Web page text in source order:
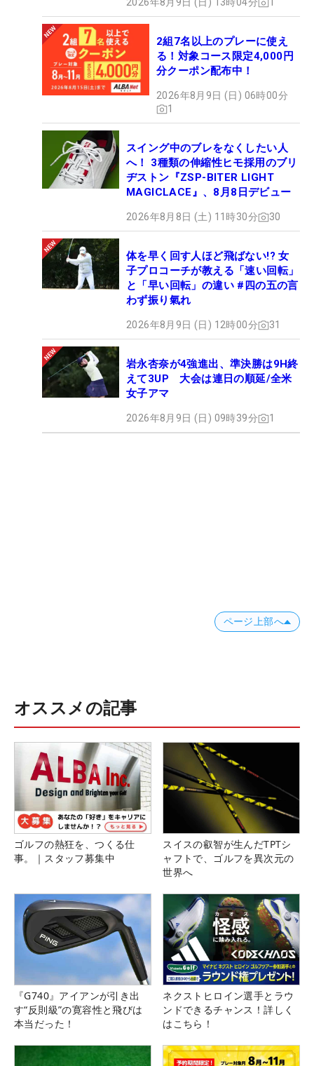
2組7名以上のプレーに使え
る！対象コース限定4,000円
分クーポン配布中！
2026年8月9日 (日) 06時00分
1
スイング中のブレをなくしたい人
へ！ 3種類の伸縮性ヒモ採用のブリ
ヂストン『ZSP-BITER LIGHT
MAGICLACE』、8月8日デビュー
2026年8月8日 (土) 11時30分 30
体を早く回す人ほど飛ばない!? 女
子プロコーチが教える「速い回転」
と「早い回転」の違い #四の五の言
わず振り氣れ
2026年8月9日 (日) 12時00分 31
岩永杏奈が4強進出、準決勝は9H終
えて3UP 大会は連日の順延/全米
女子アマ
2026年8月9日 (日) 09時39分 1
ページ上部へ
オススメの記事
ゴルフの熱狂を、つくる仕
事。｜スタッフ募集中
スイスの叡智が生んだTPTシ
ャフトで、ゴルフを異次元の
世界へ
『G740』アイアンが引き出
す“反則級”の寛容性と飛びは
本当だった！
ネクストヒロイン選手とラウ
ンドできるチャンス！詳しく
はこちら！